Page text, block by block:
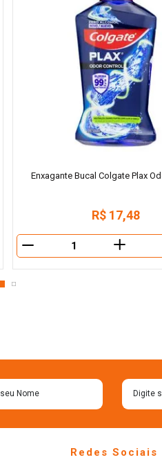
Enxagante Bucal Colgate Plax
R$ 17,48
＋
Redes Sociais